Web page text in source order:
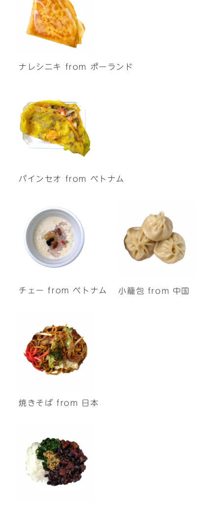
ナレシニキ from ポーランド
バインセオ from ベトナム
チェー from ベトナム 小籠包 from 中国
焼きそば from 日本